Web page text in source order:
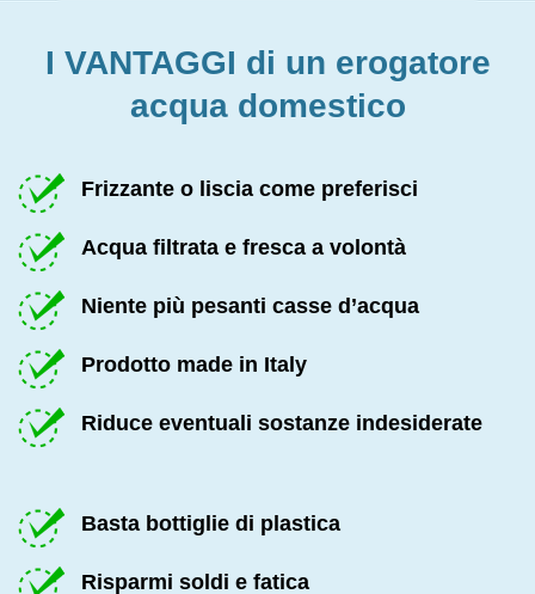
casa, eliminando le bottiglie di plastica! Sempre a
I VANTAGGI di un erogatore
acqua domestico
Frizzante o liscia come preferisci
Acqua filtrata e fresca a volontà
Niente più pesanti casse d’acqua
Prodotto made in Italy
Riduce eventuali sostanze indesiderate
Basta bottiglie di plastica
Risparmi soldi e fatica